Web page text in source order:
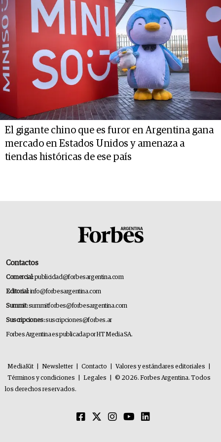
El gigante chino que es furor en Argentina gana
mercado en Estados Unidos y amenaza a
tiendas históricas de ese país
Contactos
Comercial:publicidad@forbesargentina.com
Editorial:info@forbesargentina.com
Summit:summitforbes@forbesargentina.com
Suscripciones:suscripciones@forbes.ar
Forbes Argentina es publicada por HT Media SA.
MediaKit Newsletter Contacto Valores y estándares editoriales
Términos y condiciones
Legales
© 2026. Forbes Argentina. Todos
los derechos reservados.